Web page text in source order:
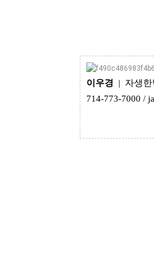
이우경 | 자생
714-773-7000 /